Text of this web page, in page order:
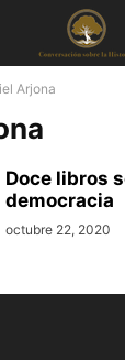
Arjona
Doce libros
democracia
octubre 22, 2020